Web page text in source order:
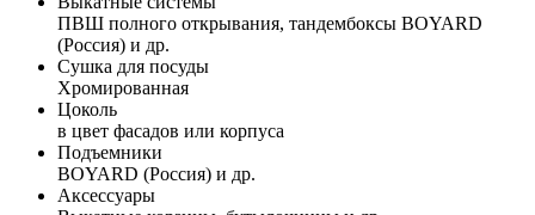
ПВШ полного открывания, тандембоксы BOYARD
(Россия) и др.
Сушка для посуды
Хромированная
Цоколь
в цвет фасадов или корпуса
Подъемники
BOYARD (Россия) и др.
Аксессуары